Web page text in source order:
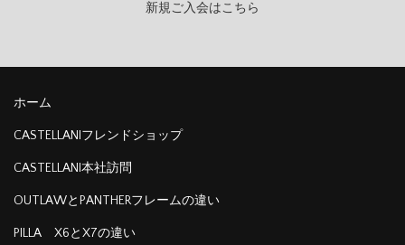
新規ご入会はこちら
ホーム
CASTELLANIフレンドショップ
CASTELLANI本社訪問
OUTLAWとPANTHERフレームの違い
PILLA X6とX7の違い